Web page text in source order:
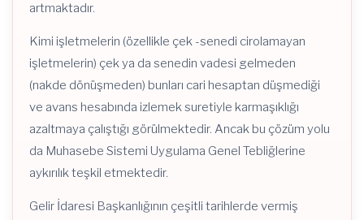
artmaktadır.
Kimi işletmelerin (özellikle çek -senedi cirolamayan
işletmelerin) çek ya da senedin vadesi gelmeden
(nakde dönüşmeden) bunları cari hesaptan düşmediği
ve avans hesabında izlemek suretiyle karmaşıklığı
azaltmaya çalıştığı görülmektedir. Ancak bu çözüm yolu
da Muhasebe Sistemi Uygulama Genel Tebliğlerine
aykırılık teşkil etmektedir.
Gelir İdaresi Başkanlığının çeşitli tarihlerde vermiş